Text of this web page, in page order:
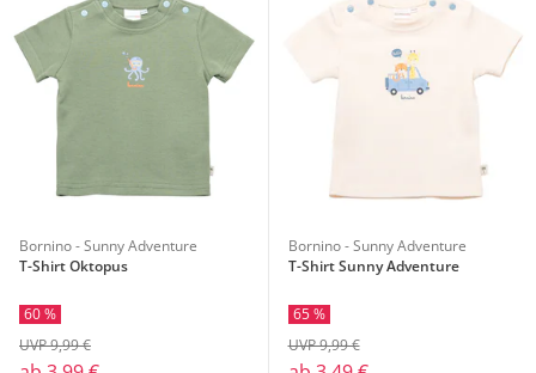
Bornino - Sunny Adventure
T-Shirt Oktopus
60 %
UVP 9,99 €
Bornino - Sunny Adventure
T-Shirt Sunny Adventure
65 %
UVP 9,99 €